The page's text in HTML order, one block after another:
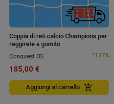
Coppia di reti calcio Champions per
reggirete a gomito
Conquest OS
1137A
185,00 €
Aggiungi al carrello add_shopping_cart